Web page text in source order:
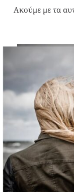
Ακούμε με τα